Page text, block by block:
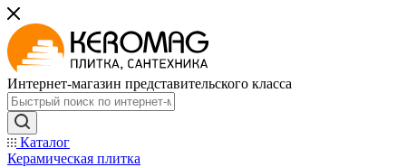
Интернет-магазин представительского класса
Каталог
Керамическая плитка